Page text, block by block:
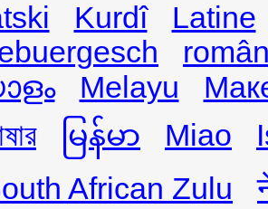
Kurdî
Latine
Melayu
မြန်မာ Miao
African Zulu